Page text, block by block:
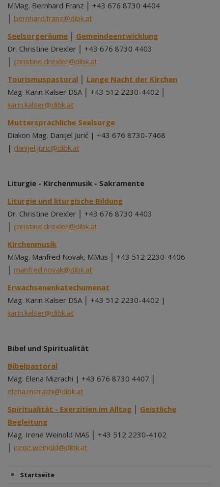
MMag. Bernhard Franz │ +43 676 8730 4404
bernhard.franz@dibk.at
Seelsorgeräume
Gemeindeentwicklung
Dr. Christine Drexler │ +43 676 8730 4403
christine.drexler@dibk.at
Tourismuspastoral
Lange Nacht der Kirchen
Mag. Karin Kalser DSA │ +43 512 2230-4402 │
karin.kalser@dibk.at
Muttersprachliche Seelsorge
Diakon Mag. Danijel Jurić | +43 676 8730-7468
| danijel.juric@dibk.at
Liturgie - Kirchenmusik - Sakramente
Liturgie und liturgische Bildung
Dr. Christine Drexler │ +43 676 8730 4403
christine.drexler@dibk.at
Kirchenmusik
MMag. Manfred Novak, MMus │ +43 512 2230-4406
manfred.novak@dibk.at
Erwachsenenkatechumenat
Mag. Karin Kalser DSA │ +43 512 2230-4402 |
karin.kalser@dibk.at
Bibel und Spiritualität
Bibelpastoral
Mag. Elena Mizrachi | +43 676 8730 4407 │
elena.mizrachi@dibk.at
Spiritualität - Exerzitien im Alltag
Geistliche
Begleitung
Mag. Irene Weinold MAS │ +43 512 2230-4102
irene.weinold@dibk.at
Startseite